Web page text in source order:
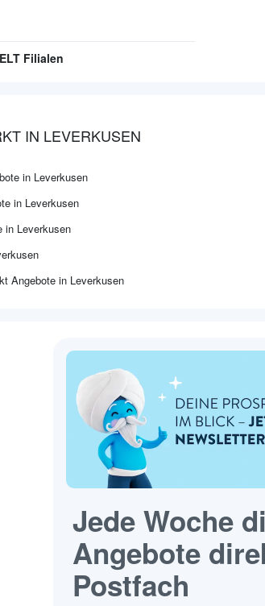
Filialen
IN LEVERKUSEN
in Leverkusen
in Leverkusen
in Leverkusen
Angebote in Leverkusen
Jede Woche
Angebote
Postfach